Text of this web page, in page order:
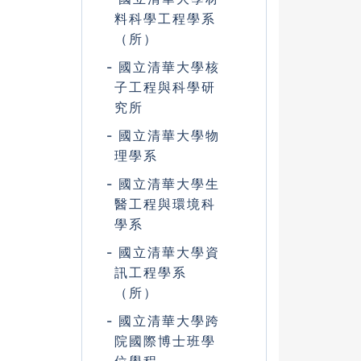
料科學工程學系
（所）
國立清華大學核
子工程與科學研
究所
國立清華大學物
理學系
國立清華大學生
醫工程與環境科
學系
國立清華大學資
訊工程學系
（所）
國立清華大學跨
院國際博士班學